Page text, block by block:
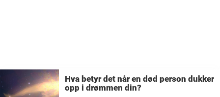
Hva betyr det når en død person dukker
opp i drømmen din?